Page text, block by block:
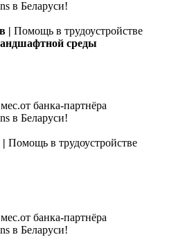
| Помощь в трудоустройстве
среды
от банка-партнёра
| Помощь в трудоустройстве
от банка-партнёра